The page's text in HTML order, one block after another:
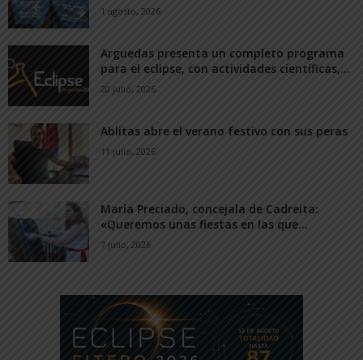
1 agosto, 2026
Arguedas presenta un completo programa
para el eclipse, con actividades científicas,...
20 julio, 2026
Ablitas abre el verano festivo con sus peras
11 julio, 2026
María Preciado, concejala de Cadreita:
«Queremos unas fiestas en las que...
7 julio, 2026